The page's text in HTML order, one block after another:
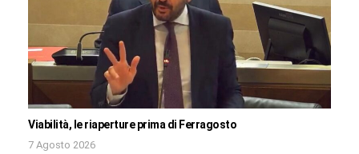
Viabilità, le riaperture prima di Ferragosto
7 Agosto 2026